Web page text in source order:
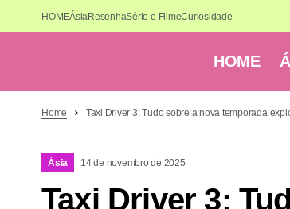
HOMEÁsiaResenhaSérie e FilmeCuriosidade
HOME
Home Taxi Driver 3: Tudo sobre a nova temporada
Ásia 14 de novembro de 2025
Taxi Driver 3: